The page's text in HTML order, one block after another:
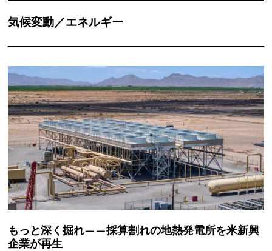
気候変動／エネルギー
もっと深く掘れ——採算割れの地熱発電所を米新興
企業が再生